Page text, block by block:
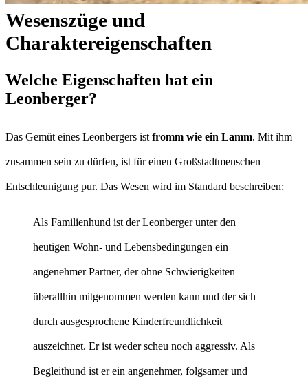
Wesenszüge und
Charaktereigenschaften
Welche Eigenschaften hat ein
Leonberger?
Das Gemüt eines Leonbergers ist fromm wie ein Lamm. Mit ihm
zusammen sein zu dürfen, ist für einen Großstadtmenschen
Entschleunigung pur. Das Wesen wird im Standard beschreiben:
Als Familienhund ist der Leonberger unter den
heutigen Wohn- und Lebensbedingungen ein
angenehmer Partner, der ohne Schwierigkeiten
überallhin mitgenommen werden kann und der sich
durch ausgesprochene Kinderfreundlichkeit
auszeichnet. Er ist weder scheu noch aggressiv. Als
Begleithund ist er ein angenehmer, folgsamer und